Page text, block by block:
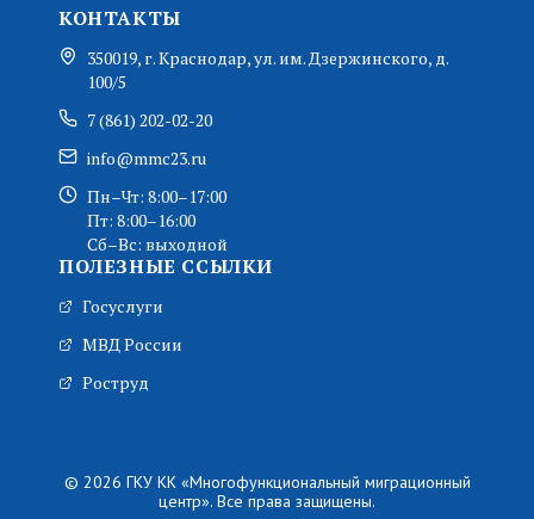
КОНТАКТЫ
350019, г. Краснодар, ул. им. Дзержинского, д.
100/5
7 (861) 202-02-20
info@mmc23.ru
Пн–Чт: 8:00–17:00
Пт: 8:00–16:00
Сб–Вс: выходной
ПОЛЕЗНЫЕ ССЫЛКИ
Госуслуги
МВД России
Роструд
© 2026 ГКУ КК «Многофункциональный миграционный
центр». Все права защищены.